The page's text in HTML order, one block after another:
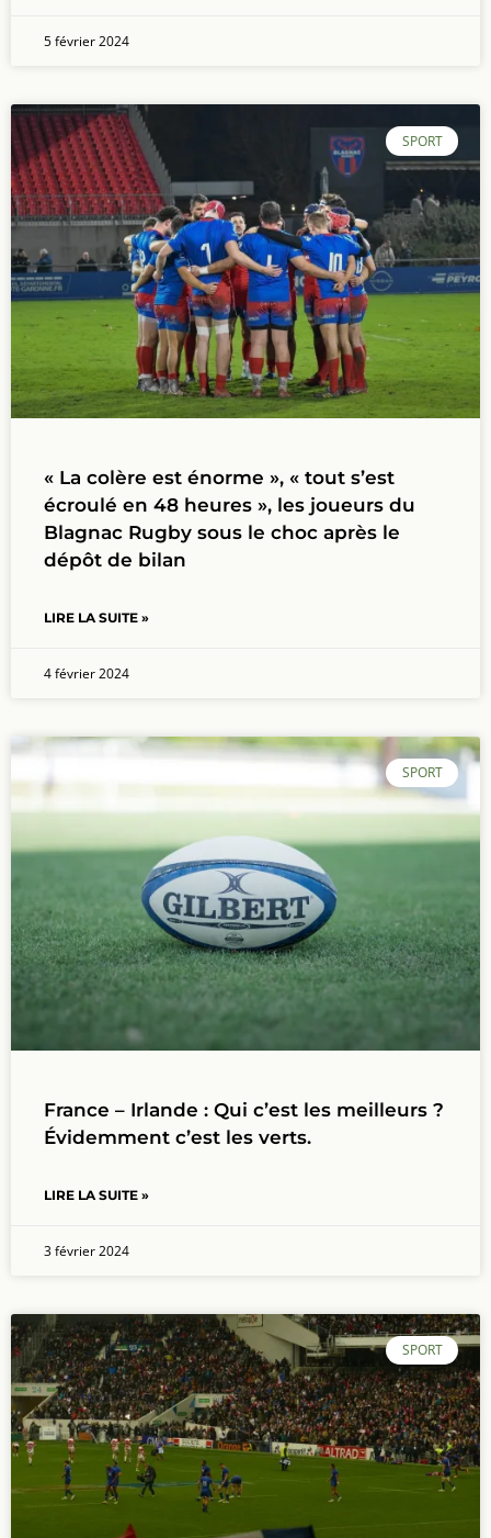
5 février 2024
SPORT
« La colère est énorme », « tout s’est
écroulé en 48 heures », les joueurs du
Blagnac Rugby sous le choc après le
dépôt de bilan
LIRE LA SUITE »
4 février 2024
SPORT
France – Irlande : Qui c’est les meilleurs ?
Évidemment c’est les verts.
LIRE LA SUITE »
3 février 2024
SPORT